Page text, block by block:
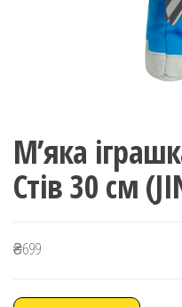
М’яка
Стів 30 см
₴699